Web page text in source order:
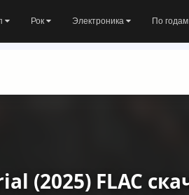
Рок Электроника По годам
(2025) FLAC